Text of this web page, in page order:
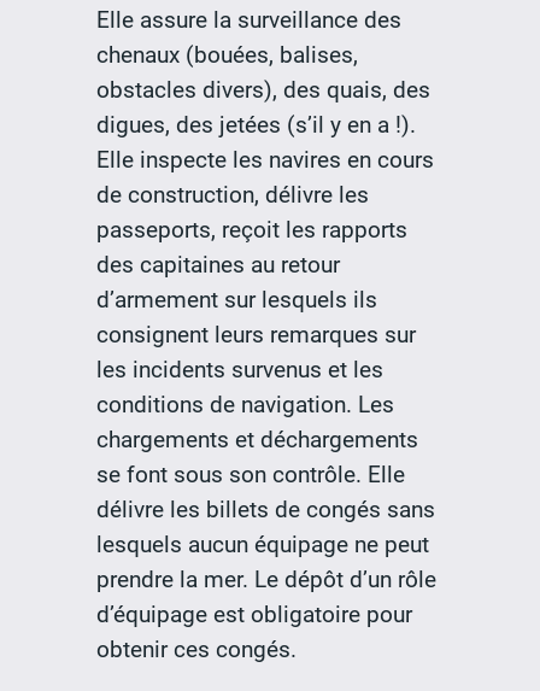
Elle assure la surveillance des
chenaux (bouées, balises,
obstacles divers), des quais, des
digues, des jetées (s’il y en a !).
Elle inspecte les navires en cours
de construction, délivre les
passeports, reçoit les rapports
des capitaines au retour
d’armement sur lesquels ils
consignent leurs remarques sur
les incidents survenus et les
conditions de navigation. Les
chargements et déchargements
se font sous son contrôle. Elle
délivre les billets de congés sans
lesquels aucun équipage ne peut
prendre la mer. Le dépôt d’un rôle
d’équipage est obligatoire pour
obtenir ces congés.